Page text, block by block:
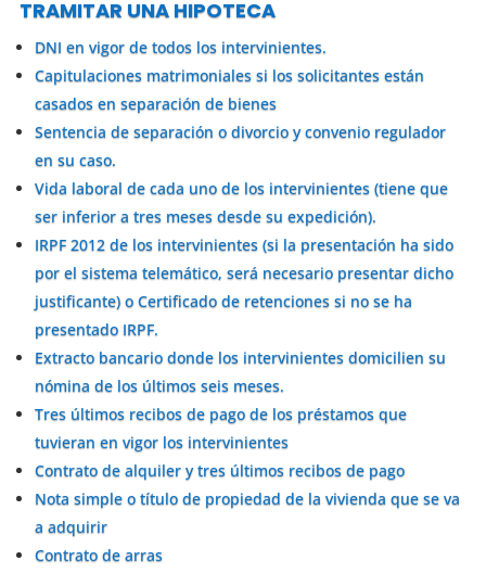
TRAMITAR UNA HIPOTECA
DNI en vigor de todos los intervinientes.
Capitulaciones matrimoniales si los solicitantes están
casados en separación de bienes
Sentencia de separación o divorcio y convenio regulador
en su caso.
Vida laboral de cada uno de los intervinientes (tiene que
ser inferior a tres meses desde su expedición).
IRPF 2012 de los intervinientes (si la presentación ha sido
por el sistema telemático, será necesario presentar dicho
justificante) o Certificado de retenciones si no se ha
presentado IRPF.
Extracto bancario donde los intervinientes domicilien su
nómina de los últimos seis meses.
Tres últimos recibos de pago de los préstamos que
tuvieran en vigor los intervinientes
Contrato de alquiler y tres últimos recibos de pago
Nota simple o título de propiedad de la vivienda que se va
a adquirir
Contrato de arras